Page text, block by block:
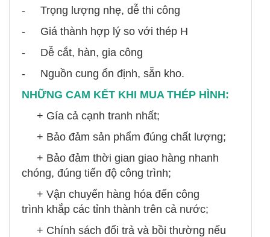
- Trọng lượng nhẹ, dễ thi công
- Giá thành hợp lý so với thép H
- Dễ cắt, hàn, gia công
- Nguồn cung ổn định, sẵn kho.
NHỮNG CAM KẾT KHI MUA THÉP HÌNH:
+ Gía cả cạnh tranh nhất;
+ Bảo đảm sản phẩm đúng chất lượng;
+ Bảo đảm thời gian giao hàng nhanh
chóng, đúng tiến độ công trình;
+ Vận chuyển hàng hóa đến công
trình khắp các tỉnh thành trên cả nước;
+ Chính sách đổi trả và bồi thường nếu